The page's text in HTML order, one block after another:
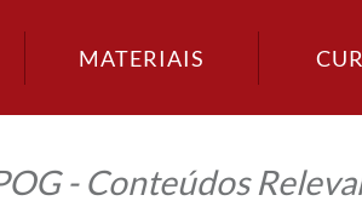
MATERIAIS
- Conteúdos